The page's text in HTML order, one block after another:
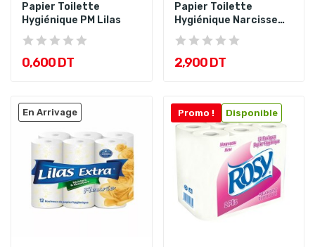
Papier Toilette
Hygiénique PM Lilas
0,600 DT
Papier Toilette
Hygiénique Narcisse
PQT4 Lilas
2,900 DT
En Arrivage Promo ! Disponible